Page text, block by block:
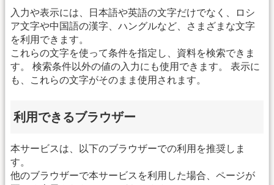
入力や表示には、日本語や英語の文字だけでなく、ロシ
ア文字や中国語の漢字、ハングルなど、さまざまな文字
を利用できます。
これらの文字を使って条件を指定し、資料を検索できま
す。 検索条件以外の値の入力にも使用できます。 表示に
も、これらの文字がそのまま使用されます。
利用できるブラウザー
本サービスは、以下のブラウザーでの利用を推奨しま
す。
他のブラウザーで本サービスを利用した場合、ページが